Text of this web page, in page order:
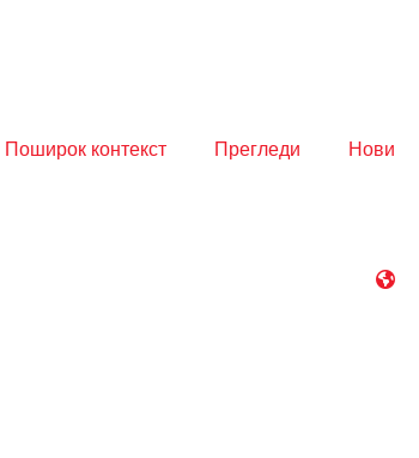
Поширок контекст Прегледи Нови